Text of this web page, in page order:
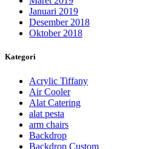
Januari 2019
Desember 2018
Oktober 2018
Kategori
Acrylic Tiffany
Air Cooler
Alat Catering
alat pesta
arm chairs
Backdrop
Backdrop Custom